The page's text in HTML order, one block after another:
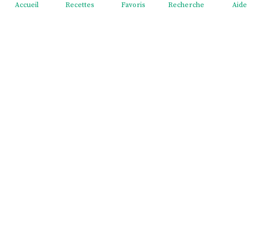
Accueil Recettes Favoris Recherche Aide